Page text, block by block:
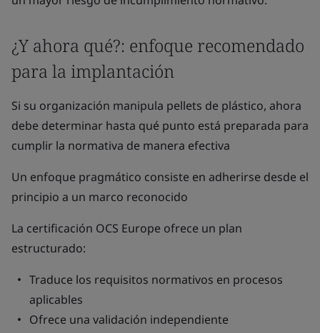
¿Y ahora qué?: enfoque recomendado
para la implantación
Si su organización manipula pellets de plástico, ahora
debe determinar hasta qué punto está preparada para
cumplir la normativa de manera efectiva
Un enfoque pragmático consiste en adherirse desde el
principio a un marco reconocido
La certificación OCS Europe ofrece un plan
estructurado:
Traduce los requisitos normativos en procesos
aplicables
Ofrece una validación independiente